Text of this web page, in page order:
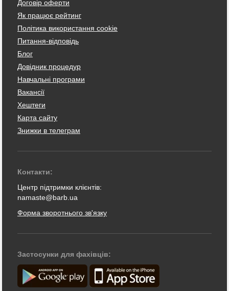
Договір оферти
Як працює рейтинг
Політика використання cookie
Питання-відповідь
Блог
Довідник процедур
Навчальні програми
Вакансії
Хештеги
Карта сайту
Знижки в телеграм
Контакти:
Центр підтримки клієнтів:
namaste@barb.ua
Форма зворотнього зв'язку
Застосунки для фахівців: